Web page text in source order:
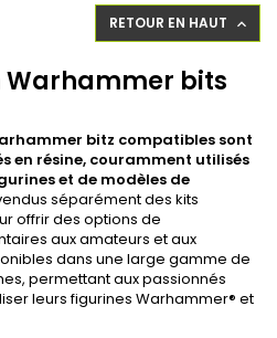
RETOUR EN HAUT 
Warhammer bits
bitz compatibles sont
en résine, couramment utilisés
et de modèles de
séparément des kits
offrir des options de
aux amateurs et aux
dans une large gamme de
permettant aux passionnés
leurs figurines Warhammer® et